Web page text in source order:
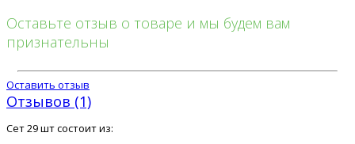
Оставьте отзыв о товаре и мы будем вам
признательны
Оставить отзыв
Отзывов (1)
Сет 29 шт состоит из: